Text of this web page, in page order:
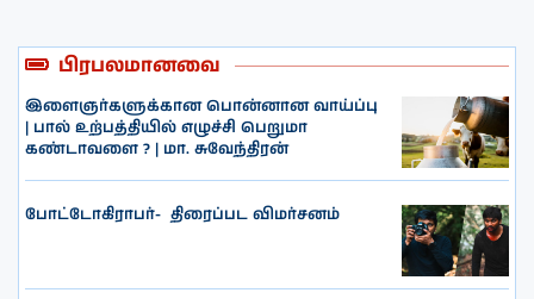
பிரபலமானவை
இளைஞர்களுக்கான பொன்னான வாய்ப்பு
| பால் உற்பத்தியில் எழுச்சி பெறுமா
கண்டாவளை ? | மா. சுவேந்திரன்
போட்டோகிராபர்- ‌ திரைப்பட விமர்சனம்